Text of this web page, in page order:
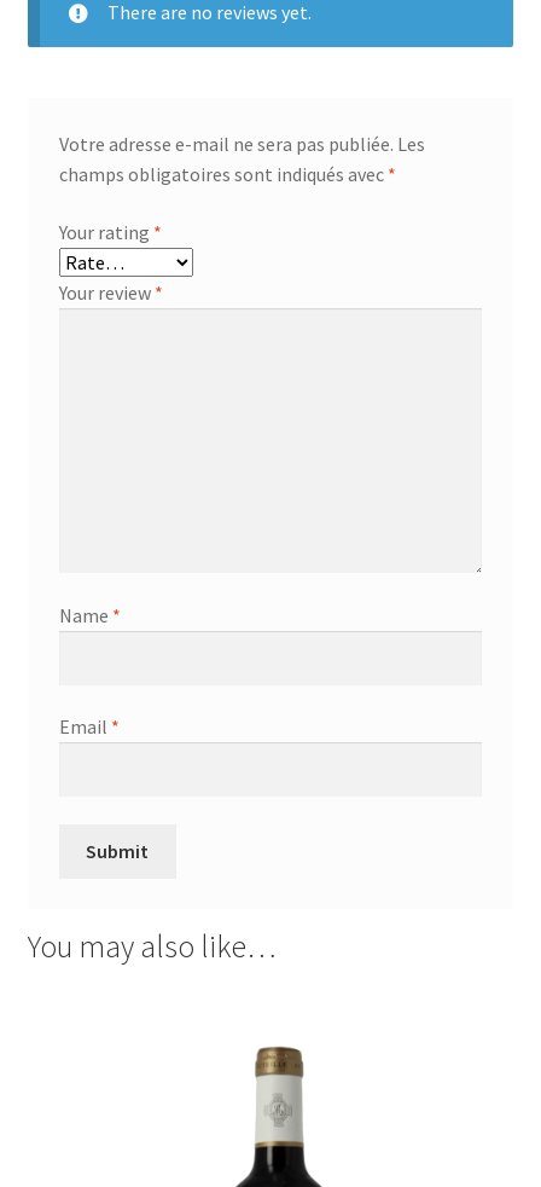
There are no reviews yet.
Votre adresse e-mail ne sera pas publiée. Les
champs obligatoires sont indiqués avec *
Your rating *
Your review *
Name *
Email *
You may also like…